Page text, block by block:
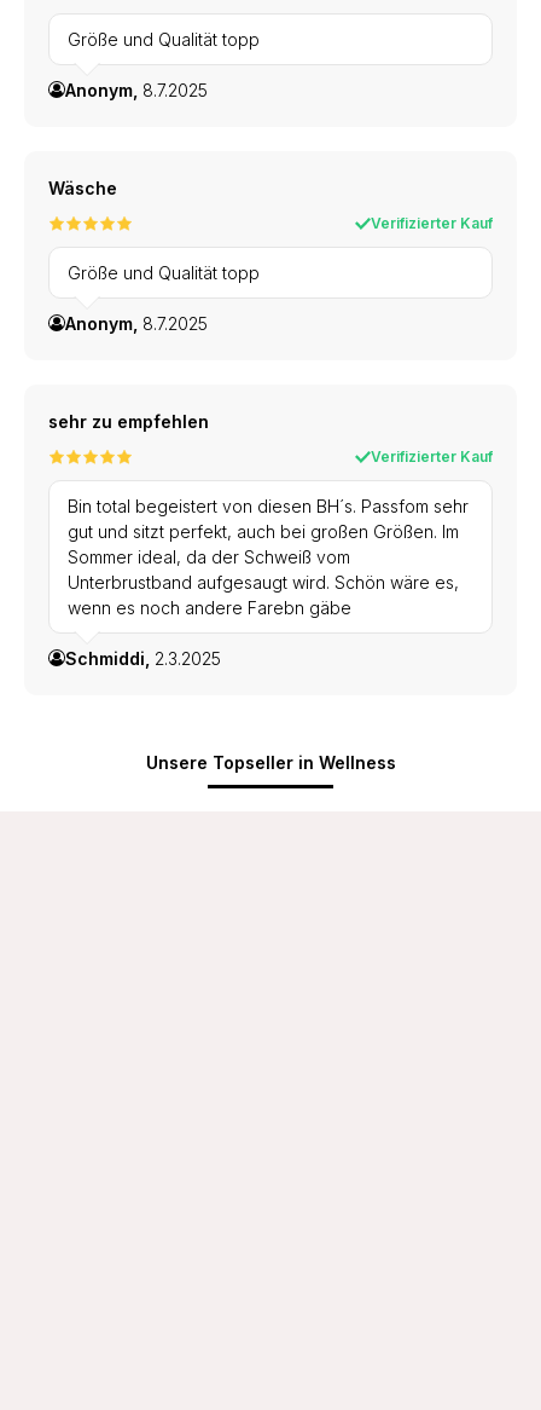
Größe und Qualität topp
Anonym, 8.7.2025
Wäsche
Verifizierter Kauf
Größe und Qualität topp
Anonym, 8.7.2025
sehr zu empfehlen
Verifizierter Kauf
Bin total begeistert von diesen BH´s. Passfom sehr
gut und sitzt perfekt, auch bei großen Größen. Im
Sommer ideal, da der Schweiß vom
Unterbrustband aufgesaugt wird. Schön wäre es,
wenn es noch andere Farebn gäbe
Schmiddi, 2.3.2025
Unsere Topseller in Wellness